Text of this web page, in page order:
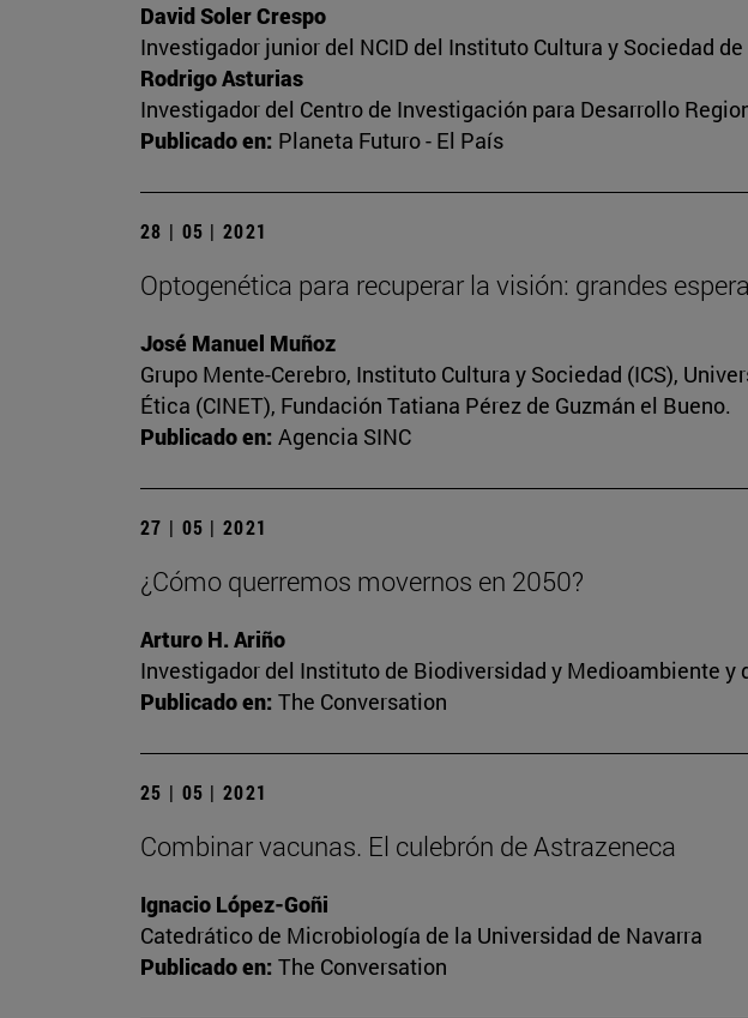
David Soler Crespo
Investigador junior del NCID del Instituto Cultura y Sociedad
Rodrigo Asturias
Investigador del Centro de Investigación para Desarrollo
Publicado en: Planeta Futuro - El País
28 | 05 | 2021
Optogenética para recuperar la visión: grandes
José Manuel Muñoz
Grupo Mente-Cerebro, Instituto Cultura y Sociedad (ICS),
Ética (CINET), Fundación Tatiana Pérez de Guzmán el Bueno.
Publicado en: Agencia SINC
27 | 05 | 2021
¿Cómo querremos movernos en 2050?
Arturo H. Ariño
Investigador del Instituto de Biodiversidad y Medioambiente
Publicado en: The Conversation
25 | 05 | 2021
Combinar vacunas. El culebrón de Astrazeneca
Ignacio López-Goñi
Catedrático de Microbiología de la Universidad de Navarra
Publicado en: The Conversation